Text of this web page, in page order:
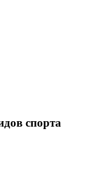
спорта